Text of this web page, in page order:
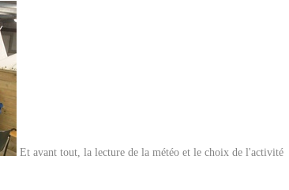
Et avant tout, la lecture de la météo et le choix de l'activité